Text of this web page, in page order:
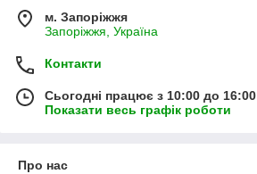
м. Запоріжжя
Запоріжжя, Україна
Контакти
Сьогодні працює з 10:00 до 16:00
Показати весь графік роботи
Про нас